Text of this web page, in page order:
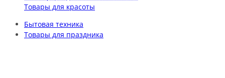
Товары для красоты
Бытовая техника
Товары для праздника